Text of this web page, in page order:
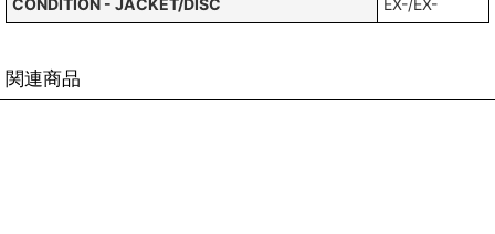
CONDITION - JACKET/DISC
EX-/EX-
関連商品